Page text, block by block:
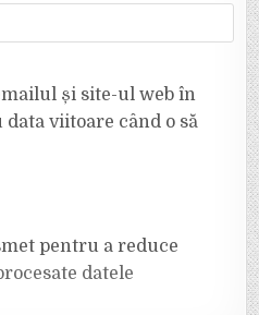
și site-ul web în
viitoare când o să
pentru a reduce
datele